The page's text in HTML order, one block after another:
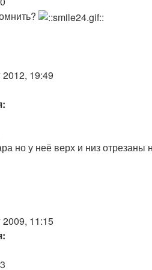
2012, 19:49
но у неё верх и низ отрезаны
2009, 11:15